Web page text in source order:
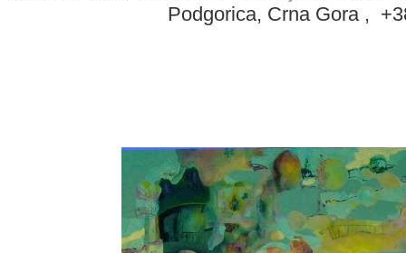
Podgorica, Crna Gora ,